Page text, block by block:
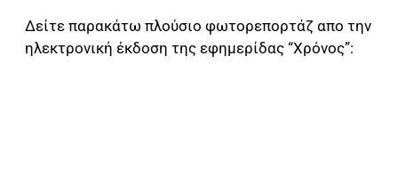
Δείτε παρακάτω πλούσιο φωτορεπορτάζ απο την
ηλεκτρονική έκδοση της εφημερίδας “Χρόνος”: